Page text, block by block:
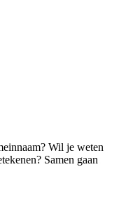
Wil je weten
Samen gaan